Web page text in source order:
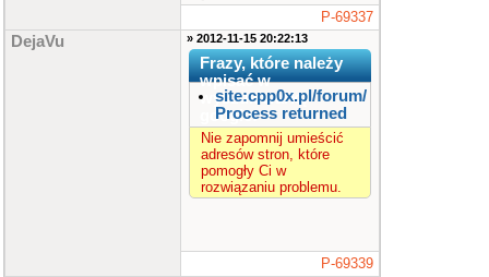
P-69337
DejaVu » 2012-11-15 20:22:13
Frazy, które należy
wpisać w
wyszukiwarkę
google:
site:cpp0x.pl/forum/
Process returned
Nie zapomnij umieścić
adresów stron, które
pomogły Ci w
rozwiązaniu problemu.
P-69339